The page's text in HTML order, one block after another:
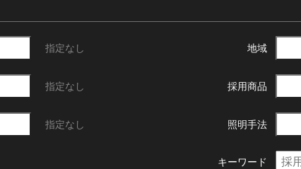
指定なし 地域
指定なし 採用商品
指定なし 照明手法
キーワード